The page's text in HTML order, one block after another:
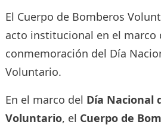
El Cuerpo de Bomberos
acto institucional en el marco
conmemoración del Día
Voluntario.
En el marco del Día Nacional
Voluntario, el Cuerpo de